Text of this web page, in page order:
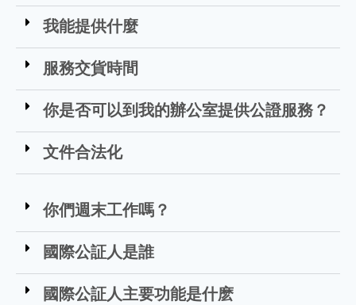
我能提供什麼
服務交貨時間
你是否可以到我的辦公室提供公證服務？
文件合法化
你們週末工作嗎？
國際公証人是誰
國際公証人主要功能是什麽